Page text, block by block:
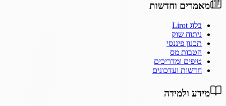
מאמרים וחדשות
בלוג Lirot
ניתוח שוק
תכנון פיננסי
הטבות מס
טיפים ומדריכים
חדשות ועדכונים
מידע ולמידה